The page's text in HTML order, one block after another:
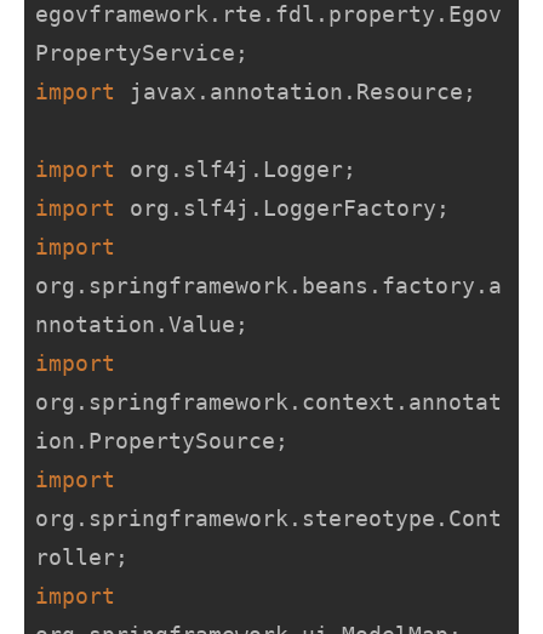
egovframework.rte.fdl.property.Egov
import javax.annotation.Resource;
import
import
import
org.springframework.beans.factory.a
import
org.springframework.context.annotat
import
org.springframework.stereotype.Cont
import